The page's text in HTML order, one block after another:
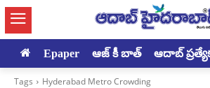
Epaper ఆజ్ కీ బాత్ ఆదాబ్
Tags Hyderabad Metro Crowding